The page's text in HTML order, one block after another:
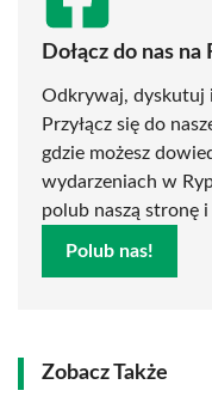
Dołącz do nas na
Odkrywaj, dyskutuj
Przyłącz się do
gdzie możesz
wydarzeniach w
polub naszą stronę
Polub nas!
Zobacz Także